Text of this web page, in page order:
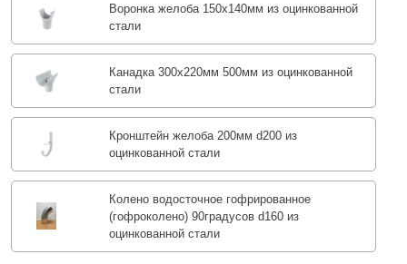
Воронка желоба 150x140мм из оцинкованной
стали
Канадка 300x220мм 500мм из оцинкованной
стали
Кронштейн желоба 200мм d200 из
оцинкованной стали
Колено водосточное гофрированное
(гофроколено) 90градусов d160 из
оцинкованной стали